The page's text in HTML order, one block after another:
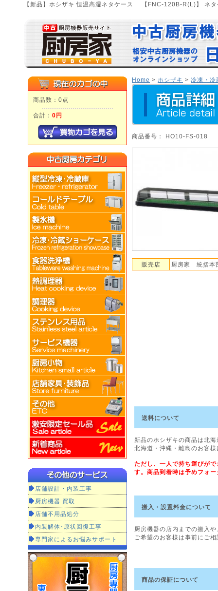
【新品】ホシザキ 恒温高湿ネタケース 【FNC-120B-R(L)】 ネ
商品数：0点
合計： 0円
店舗設計・内装工事
厨房機器 買取
店舗不用品処分
内装解体･原状回復工事
専門家によるお悩みサポート
Home > ホシザキ > 冷凍・冷
商品番号： HO10-FS-018
販売店 厨房家 統括本
送料について
新品のホシザキの商品は北
北海道・沖縄・離島のお客
ただし、一人で持ち運びが
す。商品到着時は予めフォ
搬入・設置料金について
厨房機器の店内までの搬入
ご希望のお客様は事前にご
商品の保証について